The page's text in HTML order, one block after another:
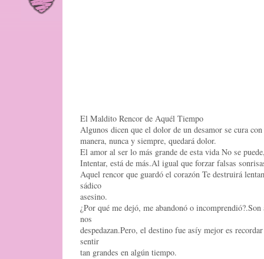
El Maldito Rencor de Aquél Tiempo
Algunos dicen que el dolor de un desamor se cura
manera, nunca y siempre, quedará dolor.
El amor al ser lo más grande de esta vida No se
Intentar, está de más.Al igual que forzar falsas
Aquel rencor que guardó el corazón Te destruirá
sádico
asesino.
¿Por qué me dejó, me abandonó o
nos
despedazan.Pero, el destino fue asíy mejor es
sentir
tan grandes en algún tiempo.